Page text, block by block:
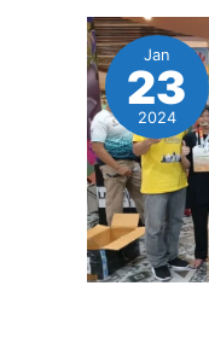
Jan
23
2024